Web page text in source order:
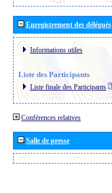
Enregistrement des délégués
Informations utiles
Liste des Participants
Liste finale des Participants
Conférences relatives
Salle de presse